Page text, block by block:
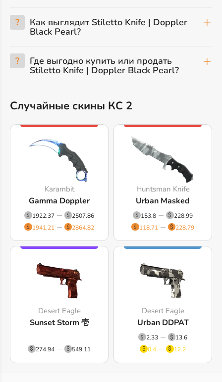
? Как выглядит Stiletto Knife | Doppler
Black Pearl?
? Где выгодно купить или продать
Stiletto Knife | Doppler Black Pearl?
Случайные скины КС 2
Karambit
Gamma Doppler
1922.37
2507.86
1941.21
2864.82
Huntsman Knife
Urban Masked
153.8
228.99
118.71
228.79
Desert Eagle
Sunset Storm 壱
274.94 549.11
Desert Eagle
Urban DDPAT
2.33
13.6
0.4
12.2